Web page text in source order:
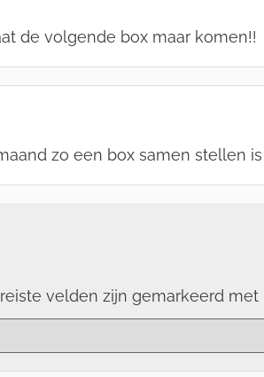
de volgende box maar komen!!
zo een box samen stellen
velden zijn gemarkeerd met